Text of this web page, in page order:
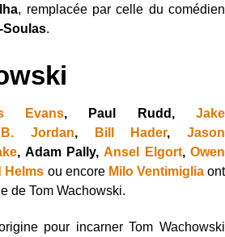
, remplacée par celle du comédien
Soulas.
Evans, Paul Rudd,Jake
Jordan, Bill Hader,Jason
, Adam Pally,Ansel Elgort,Owen
Helms ou encore Milo Ventimigliaont
de Tom Wachowski.
pour incarner Tom Wachowski